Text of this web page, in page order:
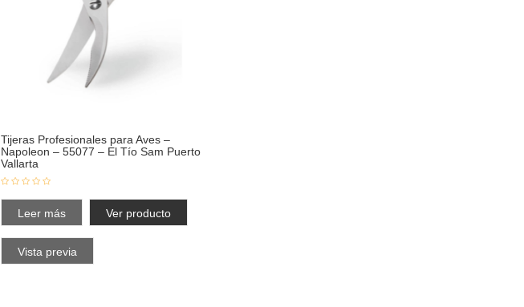
Tijeras Profesionales para Aves –
Napoleon – 55077 – El Tío Sam Puerto
Vallarta
Leer más Ver producto
Vista previa